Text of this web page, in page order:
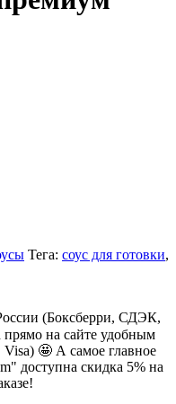
Тега: соус для готовки,
(Боксберри, СДЭК,
на сайте удобным
🤩 А самое главное
доступна скидка 5% на